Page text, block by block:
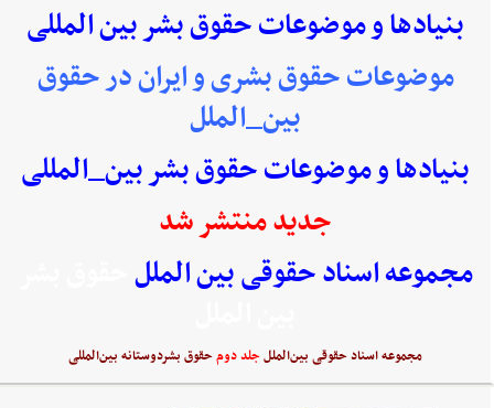
بنیادها و موضوعات حقوق بشر بین المللی
موضوعات حقوق بشری و ایران در حقوق
بین_الملل
بنیادها و موضوعات حقوق بشر بین_المللی
جدید منتشر شد
مجموعه اسناد حقوقی بین الملل
مجموعه اسناد حقوقی بین‌المللجلد دومحقوق بشردوستانه بین‌المللی